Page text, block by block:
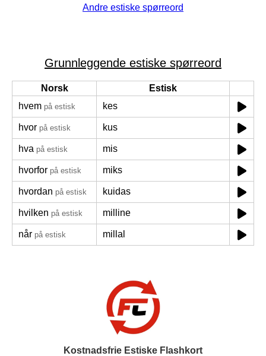
Andre estiske spørreord
Grunnleggende estiske spørreord
Norsk
Estisk
hvem på estisk kes
hvor på estisk kus
hva på estisk mis
hvorfor på estisk miks
hvordan på estisk kuidas
hvilken på estisk milline
når på estisk millal
Kostnadsfrie Estiske Flashkort